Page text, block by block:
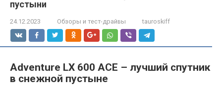
пустыни
24.12.2023 Обзоры и тест-драйвы tauroskiff
Adventure LX 600 ACE – лучший спутник
в снежной пустыне